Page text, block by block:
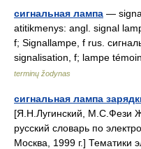
сигнальная лампа —
atitikmenys: angl. signal
f; Signallampe, f rus.
signalisation, f; lampe
terminų žodynas
сигнальная лампа
[Я.Н.Лугинский, М.С.Фези
русский словарь по
Москва, 1999 г.] Тематики